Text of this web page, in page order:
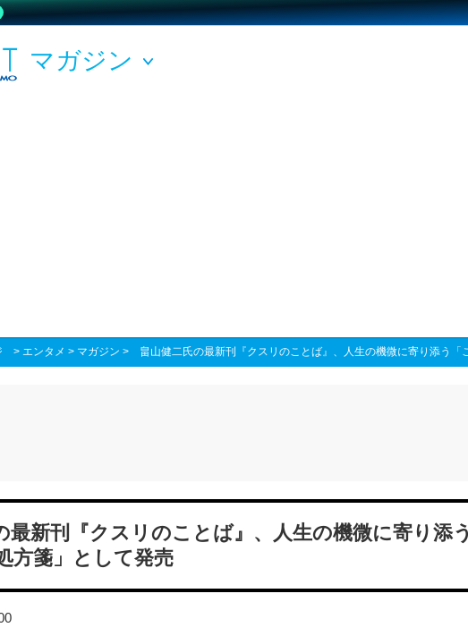
マガジン
> エンタメ > マガジン > 畠山健二氏の最新刊『クスリのことば』、人生の機微に寄り添う「
最新刊『クスリのことば』、人生の機微に寄り添う
方箋」として発売